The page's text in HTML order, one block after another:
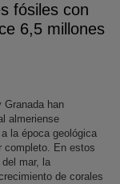
fósiles con
6,5 millones
Granada han
almeriense
la época geológica
completo. En estos
mar, la
de corales